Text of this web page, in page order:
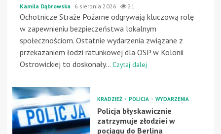
Kamila Dąbrowska 6 sierpnia 2026 21
Ochotnicze Straże Pożarne odgrywają kluczową rolę
w zapewnieniu bezpieczeństwa lokalnym
społecznościom. Ostatnie wydarzenia związane z
przekazaniem łodzi ratunkowej dla OSP w Kolonii
Ostrowickiej to doskonały... Czytaj dalej
KRADZIEŻ POLICJA WYDARZENIA
Policja błyskawicznie
zatrzymuje złodziei w
pociągu do Berlina